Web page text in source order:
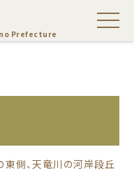
Prefecture
東側、天竜川の河岸段丘